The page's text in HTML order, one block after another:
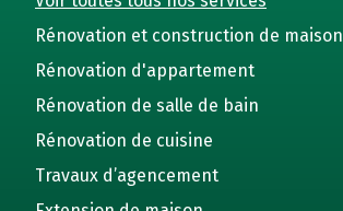
Rénovation et construction de maison
Rénovation d'appartement
Rénovation de salle de bain
Rénovation de cuisine
Travaux d’agencement